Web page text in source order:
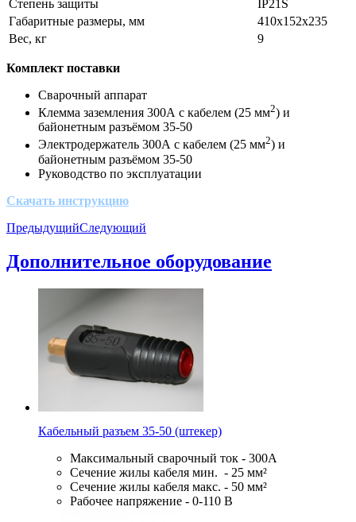
Степень защиты
IP21S
Габаритные размеры, мм
410x152x235
Вес, кг
9
Комплект поставки
Сварочный аппарат
Клемма заземления 300А с кабелем (25 мм2) и
байонетным разъёмом 35-50
Электродержатель 300А с кабелем (25 мм2) и
байонетным разъёмом 35-50
Руководство по эксплуатации
Скачать инструкцию
ПредыдущийСледующий
Дополнительное оборудование
Кабельный разъем 35-50 (штекер)
Максимальный сварочный ток - 300А
Сечение жилы кабеля мин. - 25 мм²
Сечение жилы кабеля макс. - 50 мм²
Рабочее напряжение - 0-110 В